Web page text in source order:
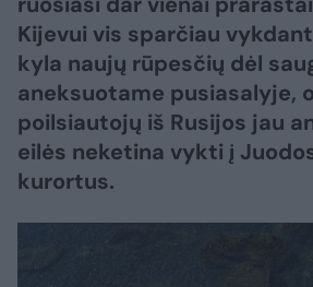
Kijevui vis sparčiau
kyla naujų rūpesčių dėl
aneksuotame pusiasalyje,
poilsiautojų iš Rusijos jau
eilės neketina vykti į
kurortus.